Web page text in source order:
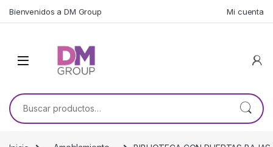
Bienvenidos a DM Group Mi cuenta
Buscar por: